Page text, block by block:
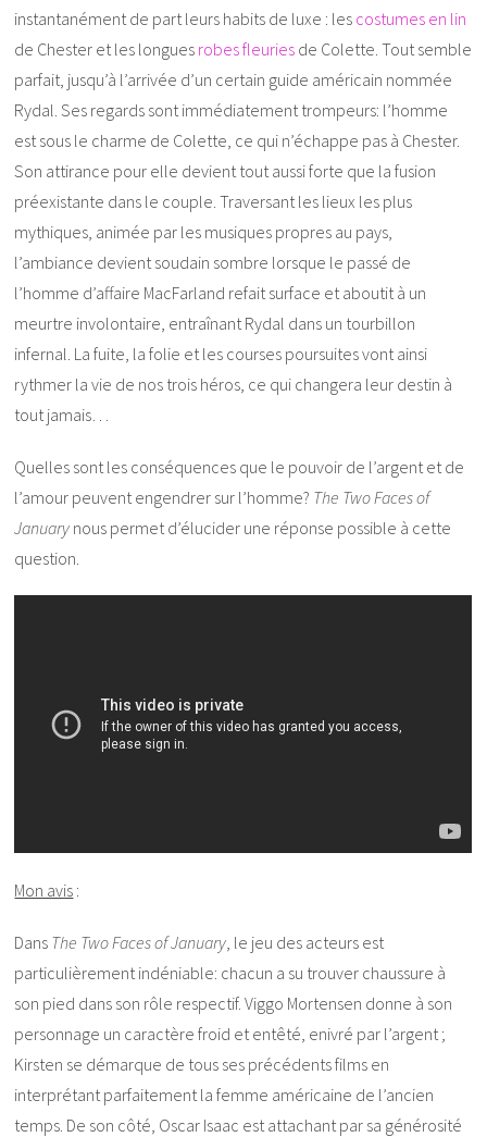
instantanément de part leurs habits de luxe : les costumes en lin
de Chester et les longues robes fleuries de Colette. Tout semble
parfait, jusqu’à l’arrivée d’un certain guide américain nommée
Rydal. Ses regards sont immédiatement trompeurs: l’homme
est sous le charme de Colette, ce qui n’échappe pas à Chester.
Son attirance pour elle devient tout aussi forte que la fusion
préexistante dans le couple. Traversant les lieux les plus
mythiques, animée par les musiques propres au pays,
l’ambiance devient soudain sombre lorsque le passé de
l’homme d’affaire MacFarland refait surface et aboutit à un
meurtre involontaire, entraînant Rydal dans un tourbillon
infernal. La fuite, la folie et les courses poursuites vont ainsi
rythmer la vie de nos trois héros, ce qui changera leur destin à
tout jamais…
Quelles sont les conséquences que le pouvoir de l’argent et de
l’amour peuvent engendrer sur l’homme? The Two Faces of
January nous permet d’élucider une réponse possible à cette
question.
Mon avis :
Dans The Two Faces of January , le jeu des acteurs est
particulièrement indéniable: chacun a su trouver chaussure à
son pied dans son rôle respectif. Viggo Mortensen donne à son
personnage un caractère froid et entêté, enivré par l’argent ;
Kirsten se démarque de tous ses précédents films en
interprétant parfaitement la femme américaine de l’ancien
temps. De son côté, Oscar Isaac est attachant par sa générosité